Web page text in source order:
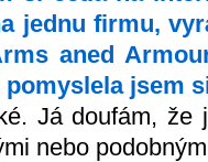
jednu firmu,
aned
jsem
Já doufám, že
nebo